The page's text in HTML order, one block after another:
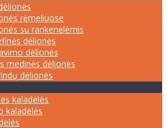
rėmeliuose
su rankenėlėmis
dėlionės
dėlionės
medinės dėlionės
dėlionės
kaladėlės
kaladėlės